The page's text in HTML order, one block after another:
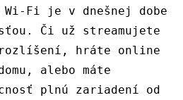
Fi je v dnešnej dobe
Či už streamujete
rozlíšení, hráte online
alebo máte
plnú zariadení od